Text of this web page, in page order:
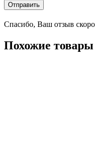
Отправить
Спасибо, Ваш отзыв скоро
Похожие товары